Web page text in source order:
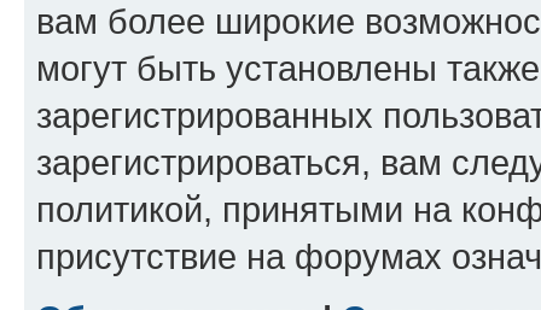
вам более широкие
могут быть установлены
зарегистрированных
зарегистрироваться, вам
политикой, принятыми на
присутствие на форумах